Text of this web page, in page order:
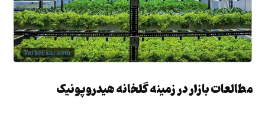
مطالعات بازار در زمینه گلخانه هیدروپونیک